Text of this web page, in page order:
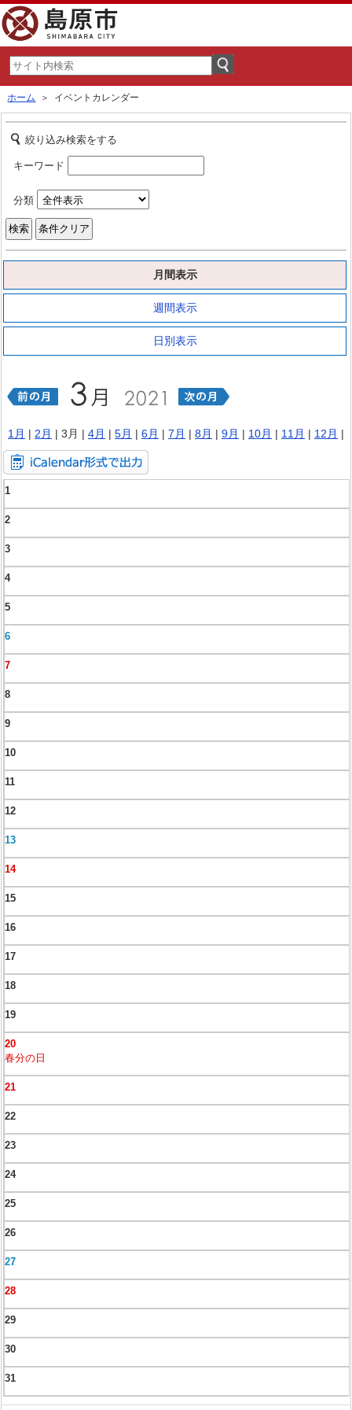
ホーム ＞ イベントカレンダー
絞り込み検索をする
キーワード
分類
月間表示
週間表示
日別表示
1月 | 2月 | 3月 | 4月 | 5月 | 6月 | 7月 | 8月 | 9月 | 10月 | 11月 | 12月 |
1
2
3
4
5
6
7
8
9
10
11
12
13
14
15
16
17
18
19
20
春分の日
21
22
23
24
25
26
27
28
29
30
31